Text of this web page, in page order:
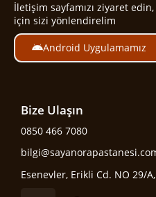
İletişim sayfamızı ziyaret
için sizi yönlendirelim
Android Uygulamamız
Bize Ulaşın
0850 466 7080
Esenevler, Erikli Cd. NO 29/